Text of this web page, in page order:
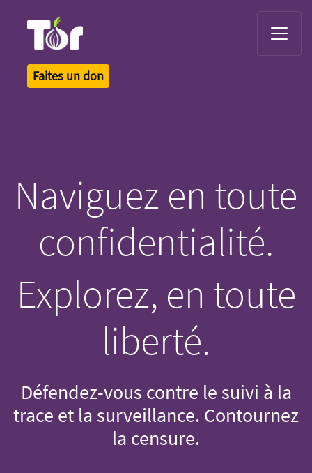
Faites un don
Naviguez en toute
confidentialité.
Explorez, en toute
liberté.
Défendez-vous contre le suivi à la
trace et la surveillance. Contournez
la censure.